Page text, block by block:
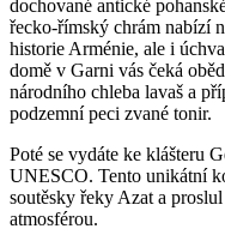
dochované antické
řecko-římský chrám nabízí
historie Arménie, ale i
domě v Garni vás čeká
národního chleba lavaš a
podzemní peci zvané tonir.
Poté se vydáte ke klášteru
UNESCO. Tento unikátní
soutěsky řeky Azat a
atmosférou.